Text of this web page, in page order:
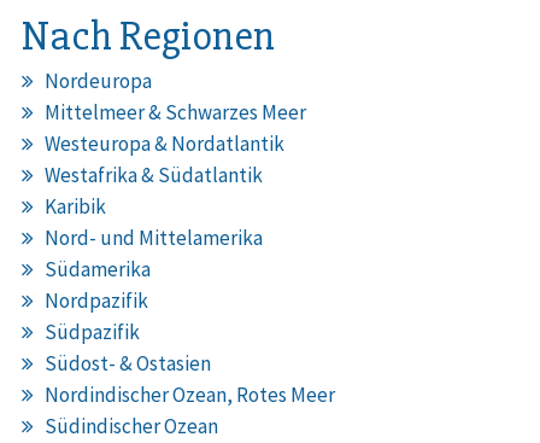
Nach Regionen
Nordeuropa
Mittelmeer & Schwarzes Meer
Westeuropa & Nordatlantik
Westafrika & Südatlantik
Karibik
Nord- und Mittelamerika
Südamerika
Nordpazifik
Südpazifik
Südost- & Ostasien
Nordindischer Ozean, Rotes Meer
Südindischer Ozean